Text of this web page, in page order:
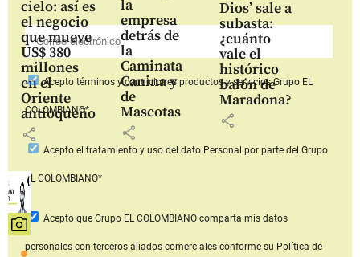
cielo: así es
el negocio
que mueve
US$ 380
millones
en el
Oriente
antioqueño
share
la
empresa
detrás de
la
Caminata
Canina y
de
Mascotas
share
Dios’ sale a
subasta:
¿cuánto
vale el
histórico
balón de
Maradona?
share
Aceptotérminos y condiciones productos y serviciosGrupo EL
COLOMBIANO*
Acepto el tratamiento y uso del dato Personal por parte del Grupo
EL COLOMBIANO*
Acepto que Grupo EL COLOMBIANOcomparta mis datos
personales con terceros aliados comerciales conforme su Política de